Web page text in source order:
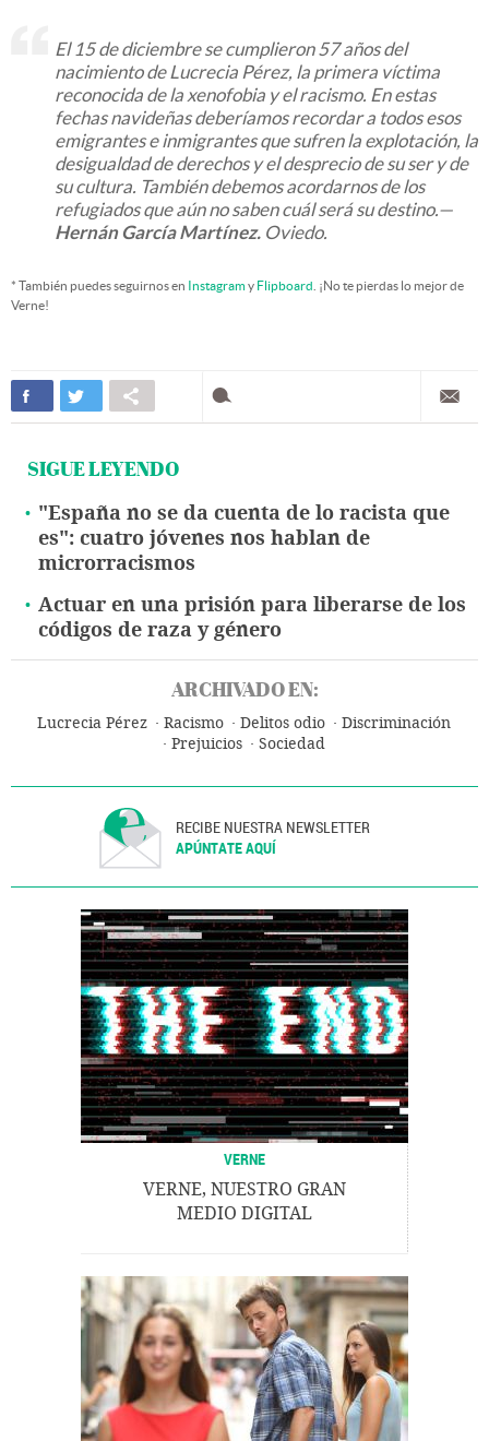
El 15 de diciembre se cumplieron 57 años del
nacimiento de Lucrecia Pérez, la primera víctima
reconocida de la xenofobia y el racismo. En estas
fechas navideñas deberíamos recordar a todos esos
emigrantes e inmigrantes que sufren la explotación, la
desigualdad de derechos y el desprecio de su ser y de
su cultura. También debemos acordarnos de los
refugiados que aún no saben cuál será su destino.—
Hernán García Martínez. Oviedo.
* También puedes seguirnos en Instagramy Flipboard . ¡No te pierdas lo mejor de
Verne!
SIGUE LEYENDO
"España no se da cuenta de lo racista que
es": cuatro jóvenes nos hablan de
microrracismos
Actuar en una prisión para liberarse de los
códigos de raza y género
ARCHIVADO EN:
Lucrecia Pérez Racismo Delitos odio
Discriminación
Prejuicios
Sociedad
RECIBE NUESTRA NEWSLETTER
APÚNTATE AQUÍ
VERNE
VERNE, NUESTRO GRAN
MEDIO DIGITAL